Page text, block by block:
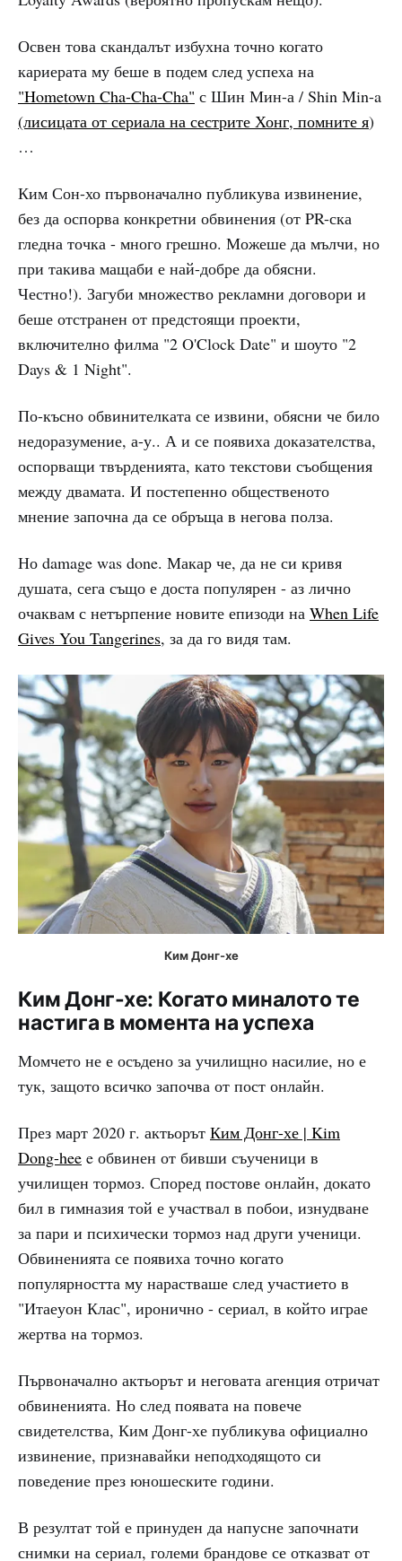
Освен това скандалът избухна точно когато
кариерата му беше в подем след успеха на
"Hometown Cha-Cha-Cha" с Шин Мин-а / Shin Min-a
(лисицата от сериала на сестрите Хонг, помните я)
…
Ким Сон-хо първоначално публикува извинение,
без да оспорва конкретни обвинения (от PR-ска
гледна точка - много грешно. Можеше да мълчи, но
при такива мащаби е най-добре да обясни.
Честно!). Загуби множество рекламни договори и
беше отстранен от предстоящи проекти,
включително филма "2 O'Clock Date" и шоуто "2
Days & 1 Night".
По-късно обвинителката се извини, обясни че било
недоразумение, а-у.. А и се появиха доказателства,
оспорващи твърденията, като текстови съобщения
между двамата. И постепенно общественото
мнение започна да се обръща в негова полза.
Но damage was done. Макар че, да не си кривя
душата, сега също е доста популярен - аз лично
очаквам с нетърпение новите епизоди на When Life
Gives You Tangerines, за да го видя там.
Ким Донг-хе
Ким Донг-хе: Когато миналото те
настига в момента на успеха
Момчето не е осъдено за училищно насилие, но е
тук, защото всичко започва от пост онлайн.
През март 2020 г. актьорът Ким Донг-хе | Kim
Dong-hee e обвинен от бивши съученици в
училищен тормоз. Според постове онлайн, докато
бил в гимназия той е участвал в побои, изнудване
за пари и психически тормоз над други ученици.
Обвиненията се появиха точно когато
популярността му нарастваше след участието в
"Итаеуон Клас", иронично - сериал, в който играе
жертва на тормоз.
Първоначално актьорът и неговата агенция отричат
обвиненията. Но след появата на повече
свидетелства, Ким Донг-хе публикува официално
извинение, признавайки неподходящото си
поведение през юношеските години.
В резултат той е принуден да напусне започнати
снимки на сериал, големи брандове се отказват от